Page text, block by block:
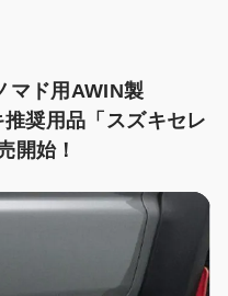
マド用AWIN製
推奨用品「スズキセレ
開始！